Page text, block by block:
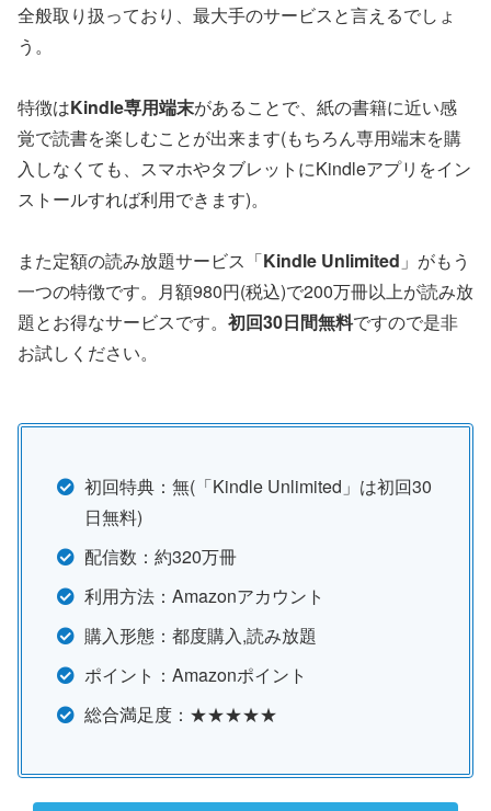
全般取り扱っており、最大手のサービスと言えるでしょ
う。
特徴はKindle専用端末があることで、紙の書籍に近い感
覚で読書を楽しむことが出来ます(もちろん専用端末を購
入しなくても、スマホやタブレットにKindleアプリをイン
ストールすれば利用できます)。
また定額の読み放題サービス「Kindle Unlimited 」がもう
一つの特徴です。月額980円(税込)で200万冊以上が読み放
題とお得なサービスです。 初回30日間無料ですので是非
お試しください。
初回特典：無(「Kindle Unlimited」は初回30
日無料)
配信数：約320万冊
利用方法：Amazonアカウント
購入形態：都度購入,読み放題
ポイント：Amazonポイント
総合満足度：★★★★★